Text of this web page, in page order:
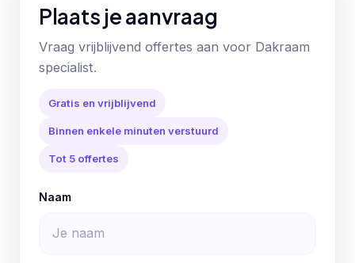
Plaats je aanvraag
Vraag vrijblijvend offertes aan voor Dakraam
specialist.
Gratis en vrijblijvend
Binnen enkele minuten verstuurd
Tot 5 offertes
Naam